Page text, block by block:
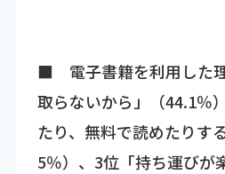
■ 電子書籍を利用した
取らないから」（44.1％
たり、無料で読めたりす
5％）、3位「持ち運びが